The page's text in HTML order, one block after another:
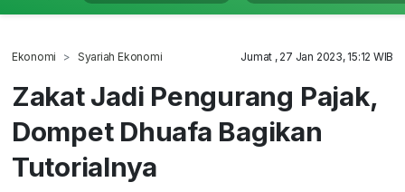
Ekonomi Syariah Ekonomi Jumat , 27 Jan 2023, 15:12 WIB
Zakat Jadi Pengurang Pajak,
Dompet Dhuafa Bagikan
Tutorialnya